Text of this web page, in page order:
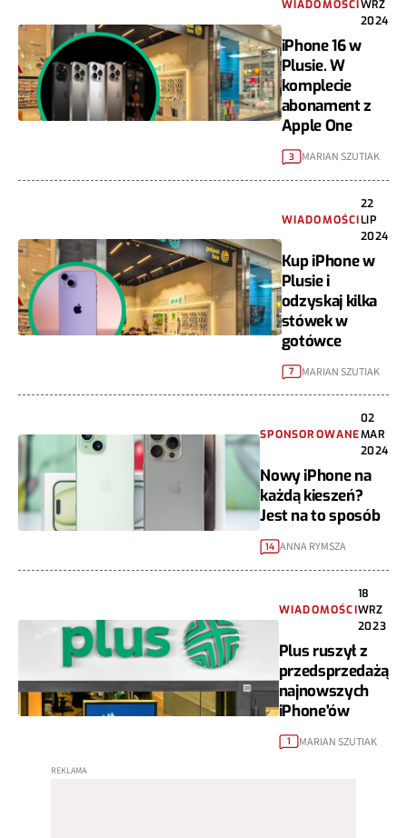
WIADOMOŚCIWRZ
2024
iPhone 16 w
Plusie. W
komplecie
abonament z
Apple One
3 MARIAN SZUTIAK
WIADOMOŚCI
22
LIP
2024
Kup iPhone w
Plusie i
odzyskaj kilka
stówek w
gotówce
7 MARIAN SZUTIAK
SPONSOROWANE
02
MAR
2024
Nowy iPhone na
każdą kieszeń?
Jest na to sposób
14 ANNA RYMSZA
WIADOMOŚCI
18
WRZ
2023
Plus ruszył z
przedsprzedażą
najnowszych
iPhone'ów
1 MARIAN SZUTIAK